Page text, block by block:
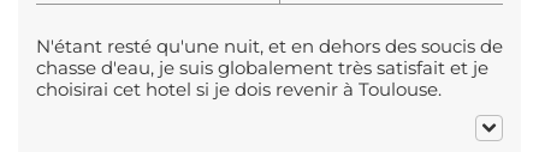
N'étant resté qu'une nuit, et en dehors des soucis de
chasse d'eau, je suis globalement très satisfait et je
choisirai cet hotel si je dois revenir à Toulouse.